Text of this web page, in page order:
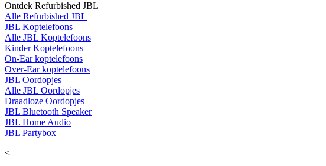
Ontdek Refurbished JBL
Alle Refurbished JBL
JBL Koptelefoons
Alle JBL Koptelefoons
Kinder Koptelefoons
On-Ear koptelefoons
Over-Ear koptelefoons
JBL Oordopjes
Alle JBL Oordopjes
Draadloze Oordopjes
JBL Bluetooth Speaker
JBL Home Audio
JBL Partybox
<